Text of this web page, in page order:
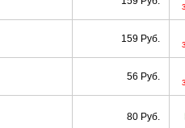
159 Руб.
56 Руб.
80 Руб.